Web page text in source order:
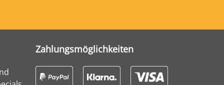
Zahlungsmöglichkeiten